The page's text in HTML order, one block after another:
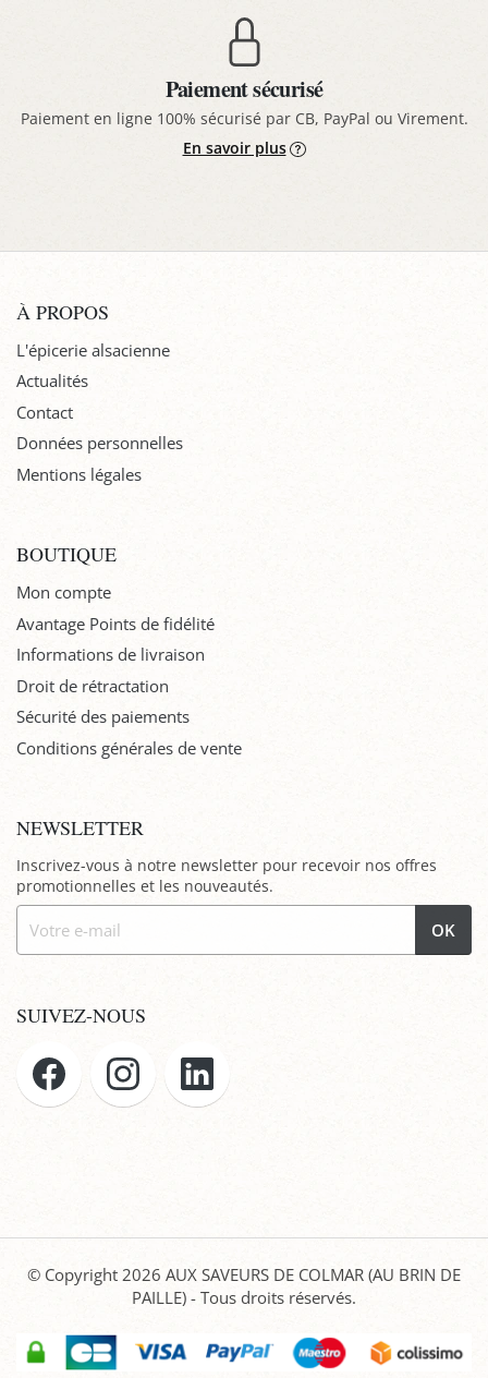
Paiement sécurisé
Paiement en ligne 100% sécurisé par CB, PayPal ou Virement.
En savoir plus
À PROPOS
L'épicerie alsacienne
Actualités
Contact
Données personnelles
Mentions légales
BOUTIQUE
Mon compte
Avantage Points de fidélité
Informations de livraison
Droit de rétractation
Sécurité des paiements
Conditions générales de vente
NEWSLETTER
Inscrivez-vous à notre newsletter pour recevoir nos offres
promotionnelles et les nouveautés.
OK
SUIVEZ-NOUS
© Copyright 2026 AUX SAVEURS DE COLMAR (AU BRIN DE
PAILLE) - Tous droits réservés.